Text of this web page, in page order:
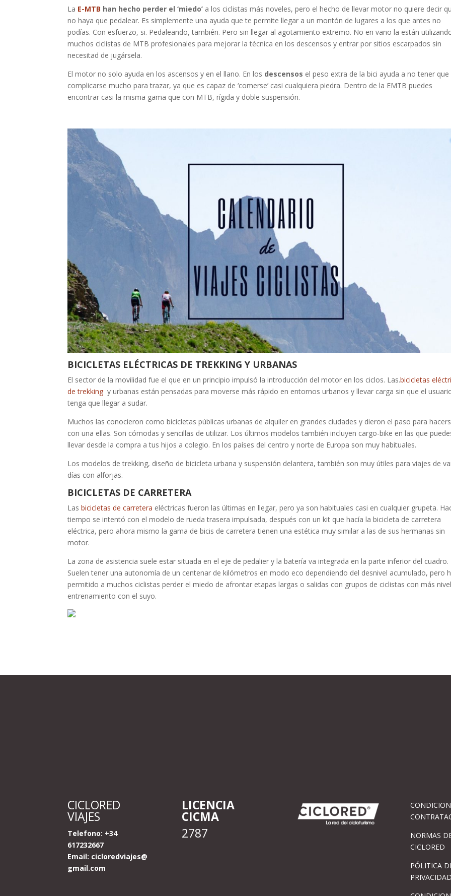
La E-MTB han hecho perder el ‘miedo’ a los ciclistas más noveles, pero el hecho de llevar motor no quiere decir
no haya que pedalear. Es simplemente una ayuda que te permite llegar a un montón de lugares a los que antes no
podías. Con esfuerzo, si. Pedaleando, también. Pero sin llegar al agotamiento extremo. No en vano la están
muchos ciclistas de MTB profesionales para mejorar la técnica en los descensos y entrar por sitios escarpados sin
necesitad de jugársela.
El motor no solo ayuda en los ascensos y en el llano. En los descensos el peso extra de la bici ayuda a no tener que
complicarse mucho para trazar, ya que es capaz de ‘comerse’ casi cualquiera piedra. Dentro de la EMTB puedes
encontrar casi la misma gama que con MTB, rígida y doble suspensión.
BICICLETAS ELÉCTRICAS DE TREKKING Y URBANAS
El sector de la movilidad fue el que en un principio impulsó la introducción del motor en los ciclos. Las.bicicletas
de trekking y urbanas están pensadas para moverse más rápido en entornos urbanos y llevar carga sin que el
tenga que llegar a sudar.
Muchos las conocieron como bicicletas públicas urbanas de alquiler en grandes ciudades y dieron el paso para
con una ellas. Son cómodas y sencillas de utilizar. Los últimos modelos también incluyen cargo-bike en las que
llevar desde la compra a tus hijos a colegio. En los países del centro y norte de Europa son muy habituales.
Los modelos de trekking, diseño de bicicleta urbana y suspensión delantera, también son muy útiles para viajes de
días con alforjas.
BICICLETAS DE CARRETERA
Lasbicicletas de carretera eléctricas fueron las últimas en llegar, pero ya son habituales casi en cualquier grupeta.
tiempo se intentó con el modelo de rueda trasera impulsada, después con un kit que hacía la bicicleta de carretera
eléctrica, pero ahora mismo la gama de bicis de carretera tienen una estética muy similar a las de sus hermanas sin
motor.
La zona de asistencia suele estar situada en el eje de pedalier y la batería va integrada en la parte inferior del cuadro.
Suelen tener una autonomía de un centenar de kilómetros en modo eco dependiendo del desnivel acumulado, pero
permitido a muchos ciclistas perder el miedo de afrontar etapas largas o salidas con grupos de ciclistas con más
entrenamiento con el suyo.
CICLORED
VIAJES
Telefono: +34
617232667
Email: cicloredviajes@
gmail.com
LICENCIA
CICMA
2787
NORMAS
CICLORED
PÓLITICA